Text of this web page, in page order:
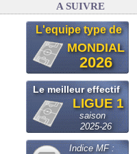
A SUIVRE
L'equipe type de
MONDIAL
2026
Le meilleur effectif
LIGUE 1
saison
2025-26
Indice MF :